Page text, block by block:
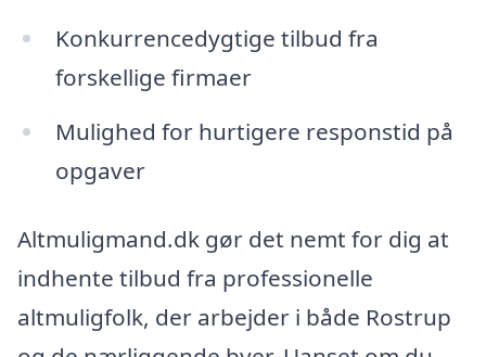
Konkurrencedygtige tilbud fra
forskellige firmaer
Mulighed for hurtigere responstid på
opgaver
Altmuligmand.dk gør det nemt for dig at
indhente tilbud fra professionelle
altmuligfolk, der arbejder i både Rostrup